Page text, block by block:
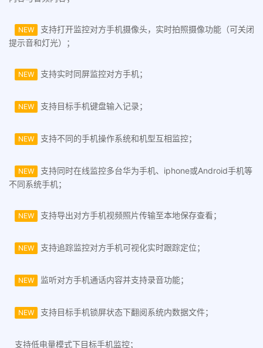
NEW
支持打开监控对方手机摄像头，实时拍照摄像功能（可关闭
提示音和灯光）；
NEW 支持实时同屏监控对方手机；
NEW 支持目标手机键盘输入记录；
NEW 支持不同的手机操作系统和机型互相监控；
NEW
支持同时在线监控多台华为手机、iphone或Android手机等
不同系统手机；
NEW 支持导出对方手机视频照片传输至本地保存查看；
NEW 支持追踪监控对方手机可视化实时跟踪定位；
NEW 监听对方手机通话内容并支持录音功能；
NEW 支持目标手机锁屏状态下翻阅系统内数据文件；
支持低电量模式下目标手机监控；